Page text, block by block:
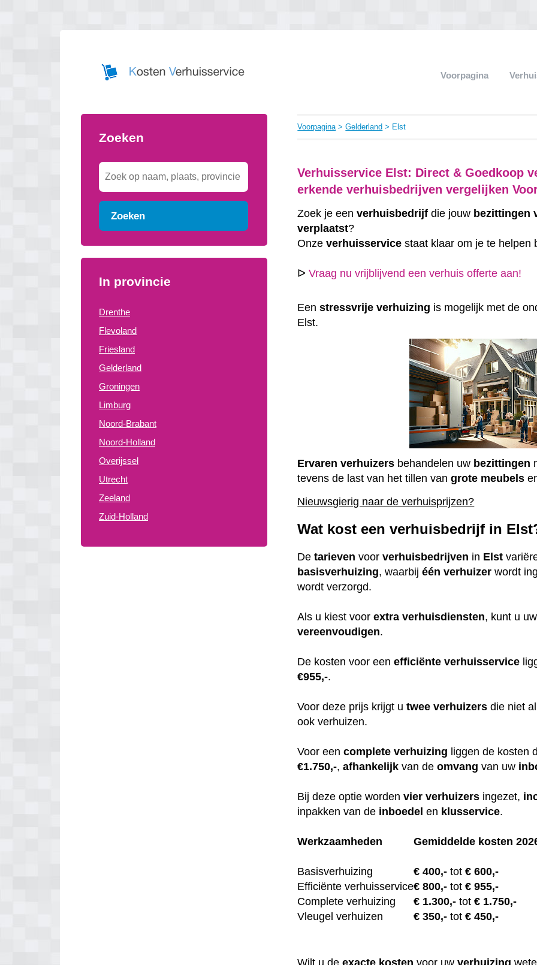
Voorpagina
Zoeken
Zoeken
In provincie
Drenthe
Flevoland
Friesland
Gelderland
Groningen
Limburg
Noord-Brabant
Noord-Holland
Overijssel
Utrecht
Zeeland
Zuid-Holland
Voorpagina>Gelderland > Elst
Verhuisservice Elst: Direct & Goedkoop
erkende verhuisbedrijven vergelijken
Zoek je eenverhuisbedrijf die jouw bezittingen
verplaatst?
Onzeverhuisservice staat klaar om je te helpen
ᐅVraag nu vrijblijvend een verhuis offerte aan!
Eenstressvrije verhuizing is mogelijk met de
Elst.
Ervaren verhuizers behandelen uw bezittingen
tevens de last van het tillen vangrote meubels
Nieuwsgierig naar de verhuisprijzen?
Wat kost een verhuisbedrijf in
Detarieven voorverhuisbedrijven in Elst
basisverhuizing, waarbijéén verhuizer wordt
wordt verzorgd.
Als u kiest voorextra verhuisdiensten, kunt u
vereenvoudigen.
De kosten voor eenefficiënte verhuisservice
€955,-.
Voor deze prijs krijgt utwee verhuizers die niet
ook verhuizen.
Voor eencomplete verhuizing liggen de kosten
€1.750,-,afhankelijk van deomvang van uw
Bij deze optie wordenvier verhuizers ingezet,
inpakken van de inboedel en klusservice.
Werkzaamheden Gemiddelde kosten
Basisverhuizing €400,- tot € 600,-
Efficiënte verhuisservice€800,- tot€ 955,-
Complete verhuizing
€ 1.300,- tot€ 1.750,-
Vleugel verhuizen
€350,- tot€ 450,-
Wilt u deexacte kosten voor uwverhuizing